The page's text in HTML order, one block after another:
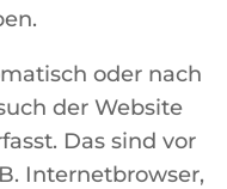
oder nach
der Website
Das sind vor
Internetbrowser,